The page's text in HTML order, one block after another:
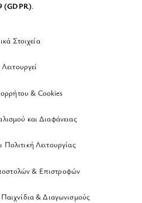
(GDPR).
Στοιχεία
& Cookies
και Διαφάνειας
Λειτουργίας
& Επιστροφών
& Διαγωνισμούς